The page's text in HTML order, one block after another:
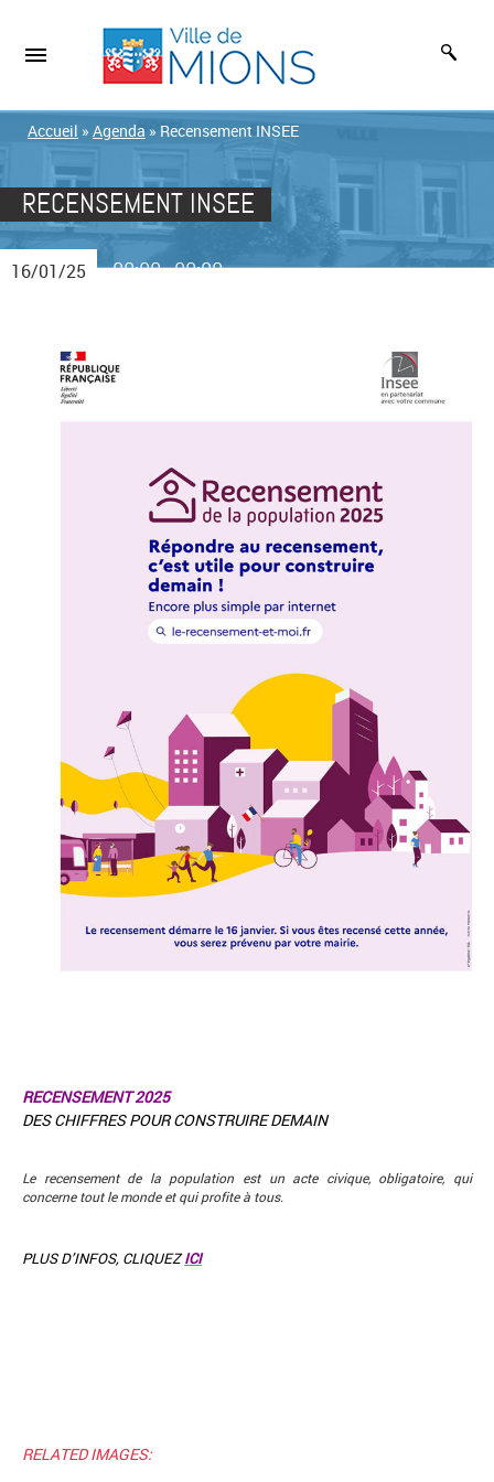
Accueil » Agenda » Recensement INSEE
RECENSEMENT INSEE
16/01/25 00:00-00:00
RECENSEMENT 2025
DES CHIFFRES POUR CONSTRUIRE DEMAIN
Le recensement de la population est un acte civique, obligatoire, qui
concerne tout le monde et qui profite à tous.
PLUS D’INFOS, CLIQUEZICI
RELATED IMAGES: